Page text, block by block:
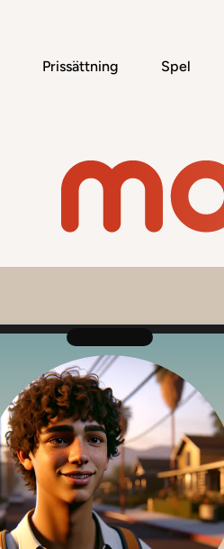
Prissättning Spel